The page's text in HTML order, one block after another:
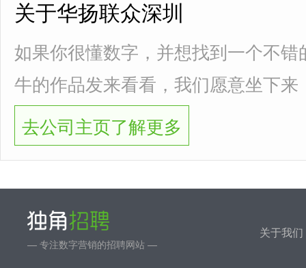
关于华扬联众深圳
如果你很懂数字，并想找到一个不
牛的作品发来看看，我们愿意坐下来
去公司主页了解更多
— 专注数字营销的招聘网站 —
关于我们